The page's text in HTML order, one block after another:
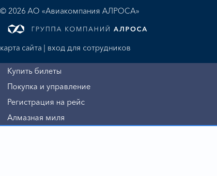
© 2026 АО «Авиакомпания АЛРОСА»
карта сайта | вход для сотрудников
Купить билеты
Покупка и управление
Регистрация на рейс
Алмазная миля